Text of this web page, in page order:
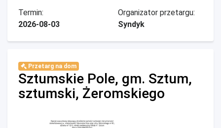
Termin:
2026-08-03
Organizator przetargu:
Syndyk
Przetarg na dom
Sztumskie Pole, gm. Sztum,
sztumski, Żeromskiego